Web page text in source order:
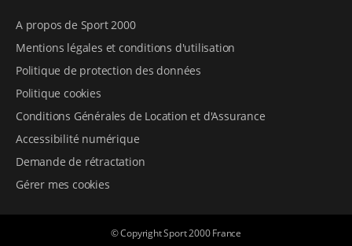
A propos de Sport 2000
Mentions légales et conditions d'utilisation
Politique de protection des données
Politique cookies
Conditions Générales de Location et d'Assurance
Accessibilité numérique
Demande de rétractation
Gérer mes cookies
© Copyright Sport 2000 France